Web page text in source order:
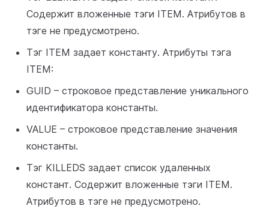
Содержит вложенные тэги ITEM. Атрибутов в
тэге не предусмотрено.
Тэг ITEM задает константу. Атрибуты тэга
ITEM:
GUID – строковое представление уникального
идентификатора константы.
VALUE – строковое представление значения
константы.
Тэг KILLEDS задает список удаленных
констант. Содержит вложенные тэги ITEM.
Атрибутов в тэге не предусмотрено.